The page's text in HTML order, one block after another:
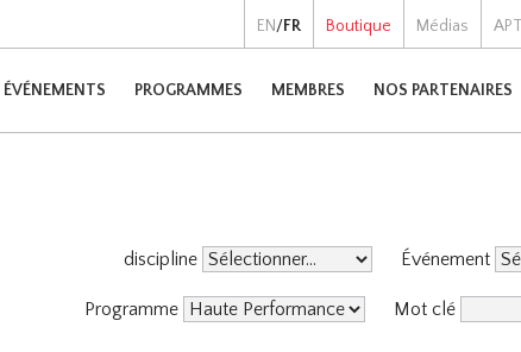
EN/FR Boutique Médias
ÉVÉNEMENTS PROGRAMMES MEMBRES NOS PARTENAIRES
discipline Événement
Programme Mot clé